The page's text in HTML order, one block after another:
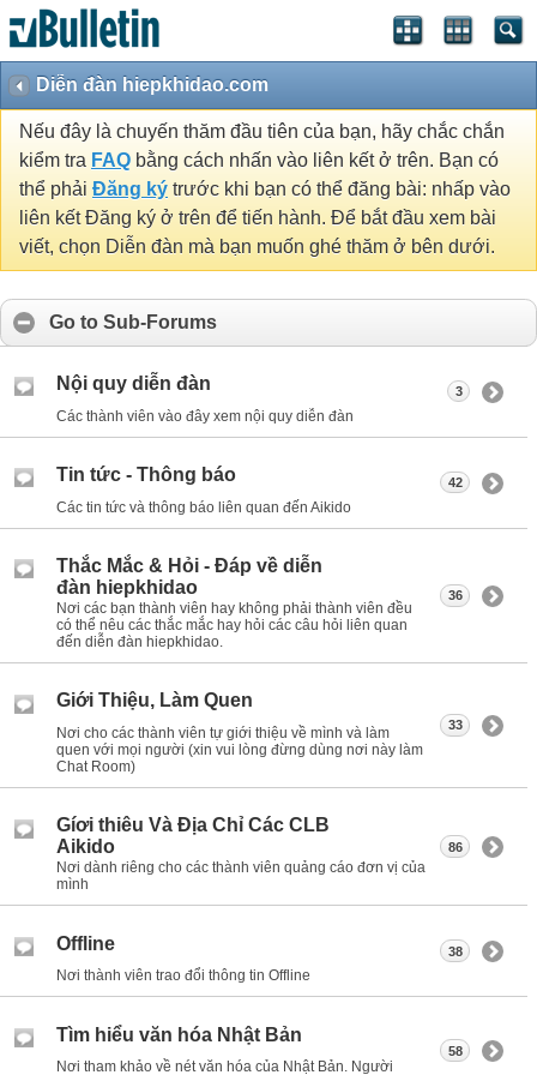
Diễn đàn hiepkhidao.com
Nếu đây là chuyến thăm đầu tiên của bạn, hãy chắc chắn
kiểm tra FAQ bằng cách nhấn vào liên kết ở trên. Bạn có
thể phải Đăng ký trước khi bạn có thể đăng bài: nhấp vào
liên kết Đăng ký ở trên để tiến hành. Để bắt đầu xem bài
viết, chọn Diễn đàn mà bạn muốn ghé thăm ở bên dưới.
Go to Sub-Forums
Nội quy diễn đàn
Các thành viên vào đây xem nội quy diễn đàn
3
Tin tức - Thông báo
Các tin tức và thông báo liên quan đến Aikido
42
Thắc Mắc & Hỏi - Đáp về diễn
đàn hiepkhidao
Nơi các bạn thành viên hay không phải thành viên đều
có thể nêu các thắc mắc hay hỏi các câu hỏi liên quan
đến diễn đàn hiepkhidao.
36
Giới Thiệu, Làm Quen
Nơi cho các thành viên tự giới thiệu về mình và làm
quen với mọi người (xin vui lòng đừng dùng nơi này làm
Chat Room)
33
Gíơi thiêu Và Địa Chỉ Các CLB
Aikido
Nơi dành riêng cho các thành viên quảng cáo đơn vị của
mình
86
Offline
Nơi thành viên trao đổi thông tin Offline
38
Tìm hiểu văn hóa Nhật Bản
Nơi tham khảo về nét văn hóa của Nhật Bản. Người
58